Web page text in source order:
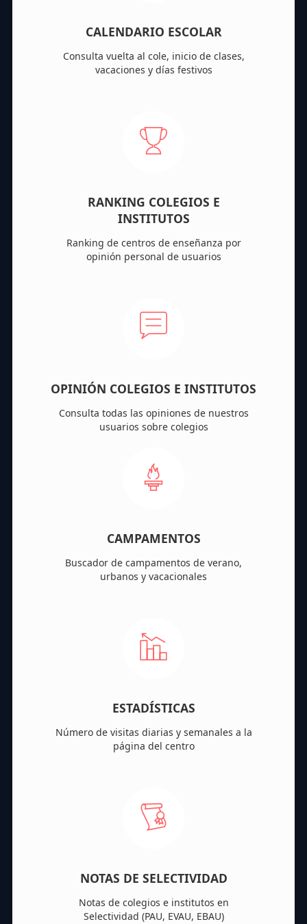
CALENDARIO ESCOLAR
Consulta vuelta al cole, inicio de clases,
vacaciones y días festivos
RANKING COLEGIOS E
INSTITUTOS
Ranking de centros de enseñanza por
opinión personal de usuarios
OPINIÓN COLEGIOS E INSTITUTOS
Consulta todas las opiniones de nuestros
usuarios sobre colegios
CAMPAMENTOS
Buscador de campamentos de verano,
urbanos y vacacionales
ESTADÍSTICAS
Número de visitas diarias y semanales a la
página del centro
NOTAS DE SELECTIVIDAD
Notas de colegios e institutos en
Selectividad (PAU, EVAU, EBAU)